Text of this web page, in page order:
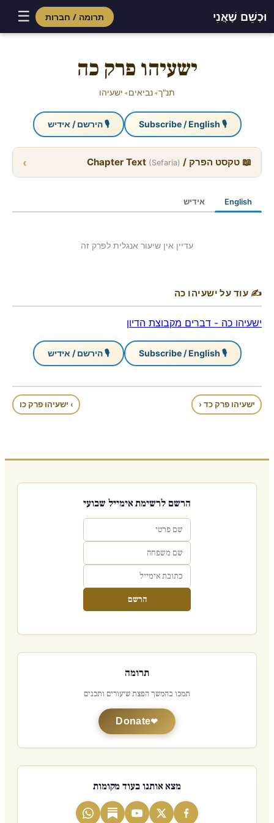
וּכְשֵׁם שֶׁאֲנִי תרומה / חברות ☰
ישעיהו פרק כה
תנ"ך◂נביאים ◂ ישעיהו
🎙 Subscribe / English 🎙 הירשם / אידיש
📖 טקסט הפרק / Chapter Text (Sefaria)
›
English אידיש
עדיין אין שיעור אנגלית לפרק זה
✍ עוד על ישעיהו כה
ישעיהו כה - דברים מקבוצת הדיון
🎙 Subscribe / English 🎙 הירשם / אידיש
ישעיהו פרק כד ‹ › ישעיהו פרק כו
הרשם לרשימת אימייל שבועי
הרשם
תרומה
תמכו בהמשך הפצת שיעורים ותכנים
Donate
מצא אותנו בעוד מקומות